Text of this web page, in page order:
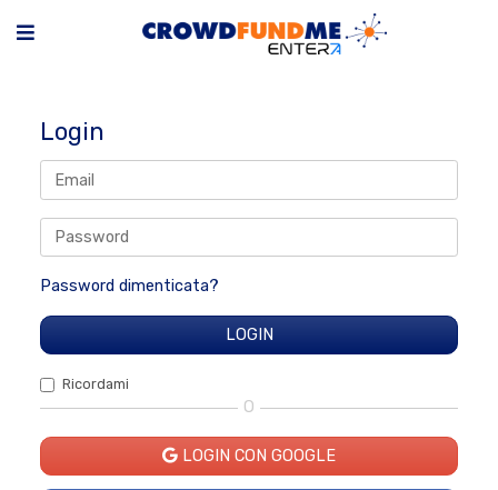
Login
Password dimenticata?
Ricordami
O
LOGIN CON GOOGLE